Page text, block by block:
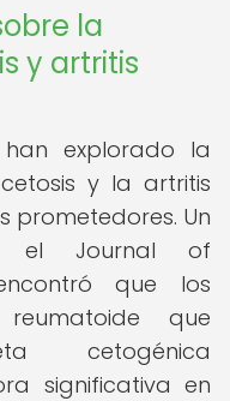
la
y artritis
han explorado la
y la artritis
prometedores. Un
el Journal of
que los
que
cetogénica
significativa en